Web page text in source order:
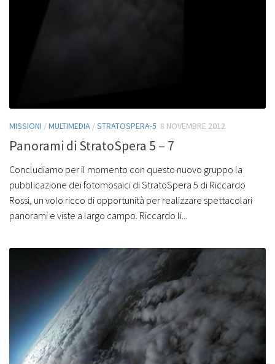
MISSIONI /MULTIMEDIA /STRATOSPERA-5 8 NOVEMBRE 2012
Panorami di StratoSpera 5 – 7
Concludiamo per il momento con questo nuovo gruppo la
pubblicazione dei fotomosaici di StratoSpera 5 di Riccardo
Rossi, un volo ricco di opportunità per realizzare spettacolari
panorami e viste a largo campo. Riccardo li...